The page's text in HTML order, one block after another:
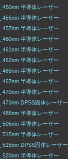
450nm 半導体レーザー
455nm 半導体レーザー
457nm 半導体レーザー
460nm 半導体レーザー
461nm 半導体レーザー
462nm 半導体レーザー
465nm 半導体レーザー
467nm 半導体レーザー
470nm 半導体レーザー
473nm DPSS固体レーザー
488nm 半導体レーザー
505nm 半導体レーザー
515nm 半導体レーザー
515nm DPSS固体レーザー
520nm 半導体レーザー